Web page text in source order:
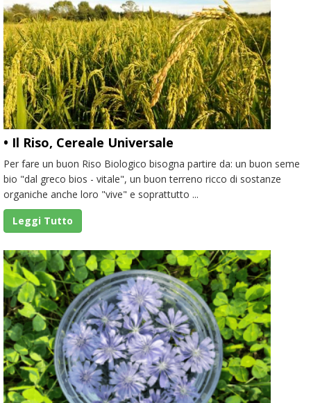
• Il Riso, Cereale Universale
Per fare un buon Riso Biologico bisogna partire da: un buon seme
bio "dal greco bios - vitale", un buon terreno ricco di sostanze
organiche anche loro "vive" e soprattutto ...
Leggi Tutto